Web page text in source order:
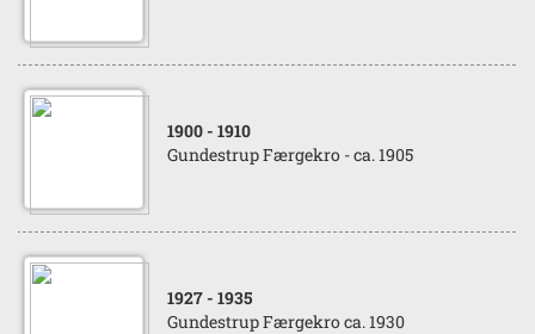
1900 - 1910
Gundestrup Færgekro - ca. 1905
1927 - 1935
Gundestrup Færgekro ca. 1930